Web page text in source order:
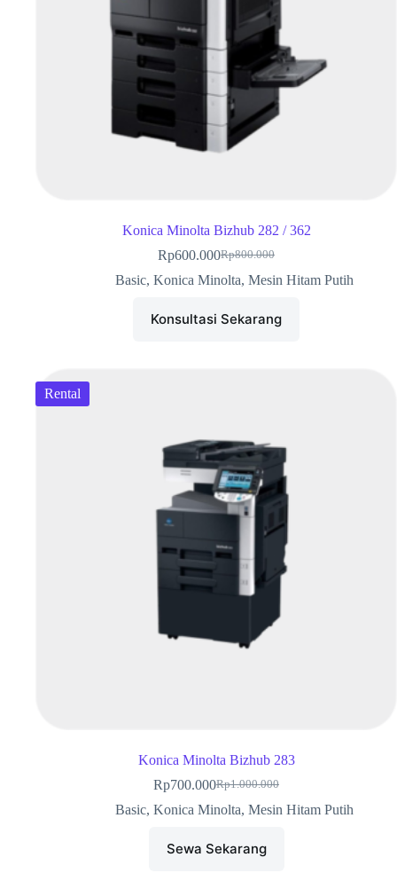
Konica Minolta Bizhub 282 / 362
Rp800.000
Rp600.000
Basic, Konica Minolta, Mesin Hitam Putih
Konsultasi Sekarang
Rental
Konica Minolta Bizhub 283
Rp1.000.000
Rp700.000
Basic, Konica Minolta, Mesin Hitam Putih
Sewa Sekarang